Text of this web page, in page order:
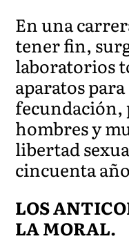
En una
tener fin,
laboratorios
aparatos
hombres y
libertad
cincuenta
LOS
LA MORAL.